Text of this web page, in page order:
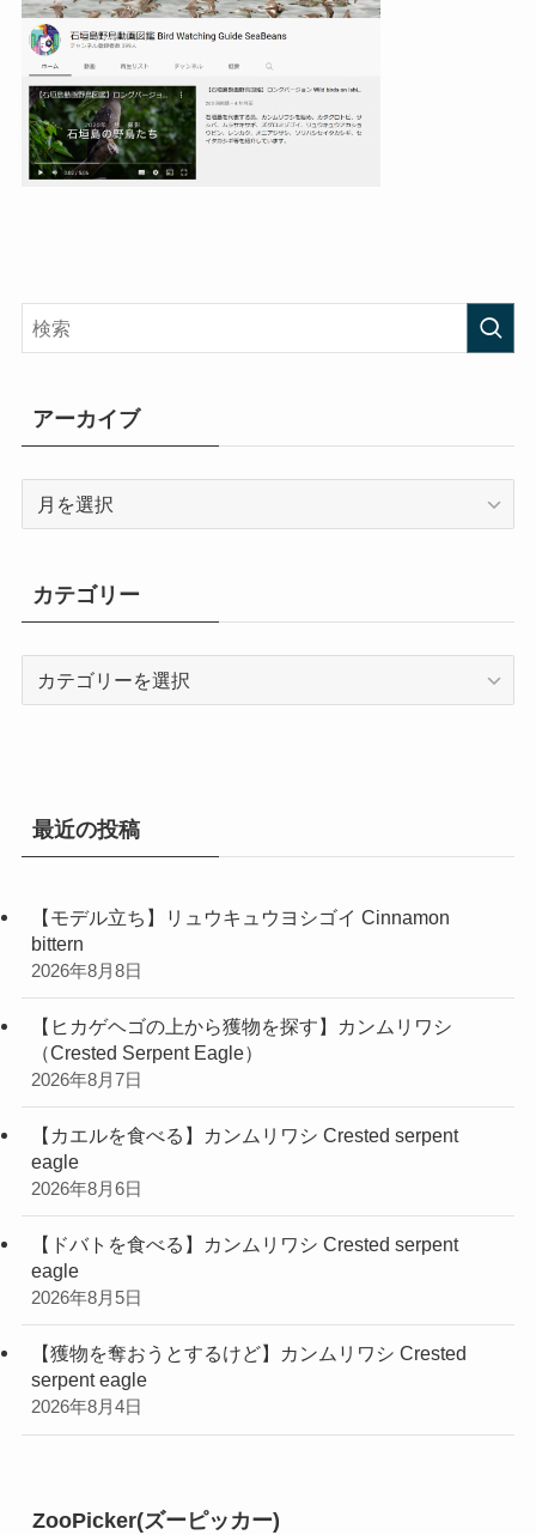
アーカイブ
ブ
カテゴリー
最近の投稿
【モデル立ち】リュウキュウヨシゴイ Cinnamon
bittern
2026年8月8日
【ヒカゲヘゴの上から獲物を探す】カンムリワシ
（Crested Serpent Eagle）
2026年8月7日
【カエルを食べる】カンムリワシ Crested serpent
eagle
2026年8月6日
【ドバトを食べる】カンムリワシ Crested serpent
eagle
2026年8月5日
【獲物を奪おうとするけど】カンムリワシ Crested
serpent eagle
2026年8月4日
ZooPicker(ズーピッカー)